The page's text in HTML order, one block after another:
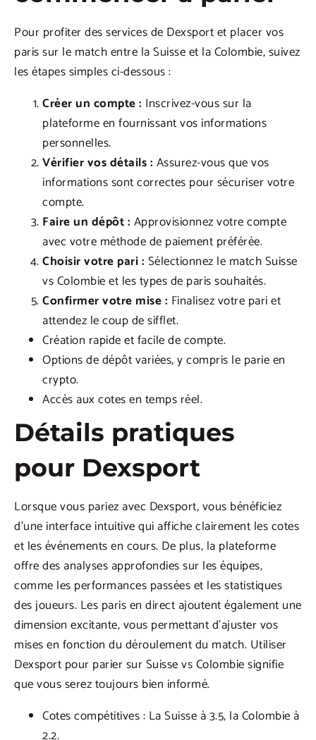
Pour profiter des services de Dexsport et placer vos
paris sur le match entre la Suisse et la Colombie, suivez
les étapes simples ci-dessous :
Créer un compte : Inscrivez-vous sur la
plateforme en fournissant vos informations
personnelles.
Vérifier vos détails : Assurez-vous que vos
informations sont correctes pour sécuriser votre
compte.
Faire un dépôt : Approvisionnez votre compte
avec votre méthode de paiement préférée.
Choisir votre pari : Sélectionnez le match Suisse
vs Colombie et les types de paris souhaités.
Confirmer votre mise : Finalisez votre pari et
attendez le coup de sifflet.
Création rapide et facile de compte.
Options de dépôt variées, y compris le parie en
crypto.
Accès aux cotes en temps réel.
Détails pratiques
pour Dexsport
Lorsque vous pariez avec Dexsport, vous bénéficiez
d’une interface intuitive qui affiche clairement les cotes
et les événements en cours. De plus, la plateforme
offre des analyses approfondies sur les équipes,
comme les performances passées et les statistiques
des joueurs. Les paris en direct ajoutent également une
dimension excitante, vous permettant d’ajuster vos
mises en fonction du déroulement du match. Utiliser
Dexsport pour parier sur Suisse vs Colombie signifie
que vous serez toujours bien informé.
Cotes compétitives : La Suisse à 3.5, la Colombie à
2.2.